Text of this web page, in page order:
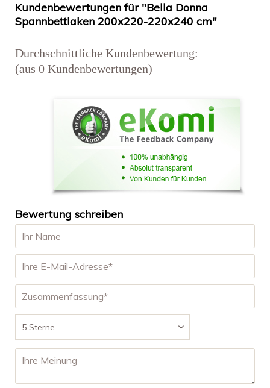
Kundenbewertungen für "Bella Donna
Spannbettlaken 200x220-220x240 cm"
Durchschnittliche Kundenbewertung:
(aus 0 Kundenbewertungen)
Bewertung schreiben